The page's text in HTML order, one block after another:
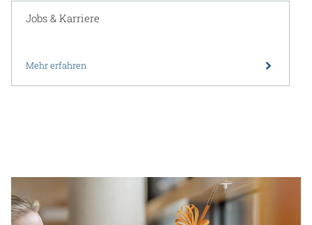
Jobs & Karriere
Mehr erfahren